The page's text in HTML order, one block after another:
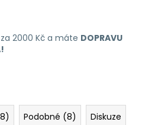
2000 Kč a máte DOPRAVU
Podobné (8) Diskuze